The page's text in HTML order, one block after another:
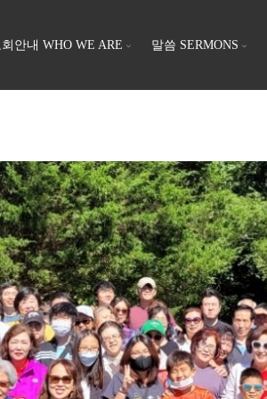
안내 WHO WE ARE 말씀 SERMONS